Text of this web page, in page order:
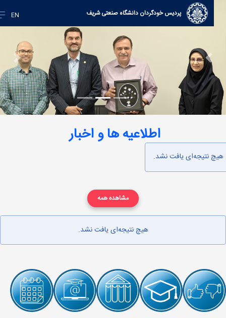
پردیس خودگردان دانشگاه صنعتی شریف EN
Focus first slide
Focus second slide
Focus third slide
Previous
Next
اطلاعیه ها و اخبار
نتیجه‌ای یافت نشد.
مشاهده همه
هیچ نتیجه‌ای یافت نشد.